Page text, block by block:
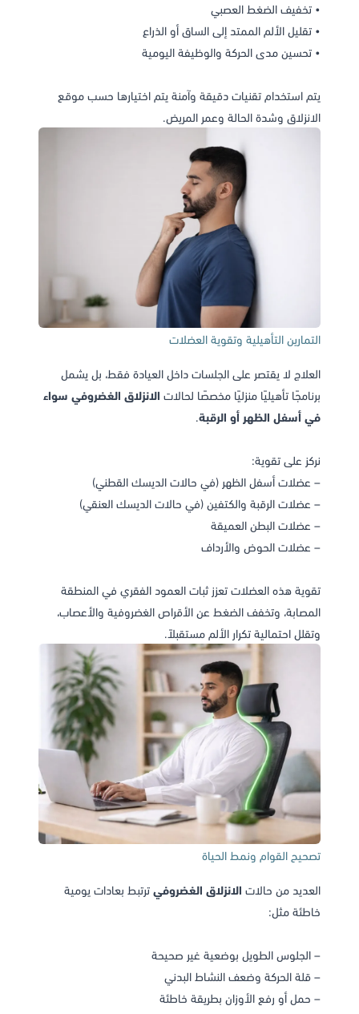
• تخفيف الضغط العصبي
• تقليل الألم الممتد إلى الساق أو الذراع
• تحسين مدى الحركة والوظيفة اليومية
يتم استخدام تقنيات دقيقة وآمنة يتم اختيارها حسب موقع
الانزلاق وشدة الحالة وعمر المريض.
التمارين التأهيلية وتقوية العضلات
العلاج لا يقتصر على الجلسات داخل العيادة فقط، بل يشمل
برنامجًا تأهيليًا منزليًا مخصصًا لحالات الانزلاق الغضروفي سواء
في أسفل الظهر أو الرقبة.
نركز على تقوية:
– عضلات أسفل الظهر (في حالات الديسك القطني)
– عضلات الرقبة والكتفين (في حالات الديسك العنقي)
– عضلات البطن العميقة
– عضلات الحوض والأرداف
تقوية هذه العضلات تعزز ثبات العمود الفقري في المنطقة
المصابة، وتخفف الضغط عن الأقراص الغضروفية والأعصاب،
وتقلل احتمالية تكرار الألم مستقبلاً.
تصحيح القوام ونمط الحياة
العديد من حالات الانزلاق الغضروفيترتبط بعادات يومية
خاطئة مثل:
– الجلوس الطويل بوضعية غير صحيحة
– قلة الحركة وضعف النشاط البدني
– حمل أو رفع الأوزان بطريقة خاطئة